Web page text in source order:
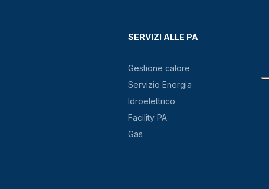
SERVIZI ALLE PA
Gestione calore
Servizio Energia
Idroelettrico
Facility PA
Gas